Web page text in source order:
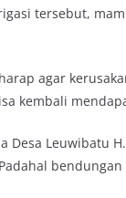
tersebut,
agar
kembali
Desa Leuwibatu